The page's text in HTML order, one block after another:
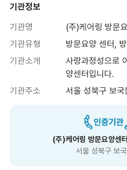
기관정보
기관명
(주)케어링 방문
기관유형
방문요양 센터,
기관소개
사랑과정성으로
양센터입니다.
기관주소
서울 성북구 보
(주)케어링 방문요양센
서울 성북구 보